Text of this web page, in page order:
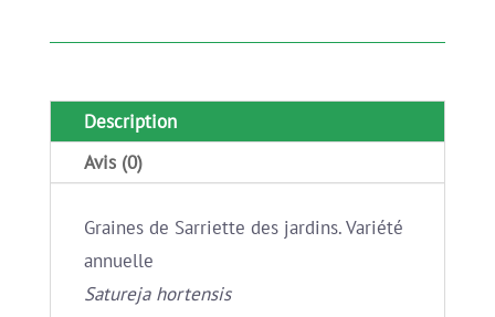
Description
Avis (0)
Graines de Sarriette des jardins. Variété
annuelle
Satureja hortensis